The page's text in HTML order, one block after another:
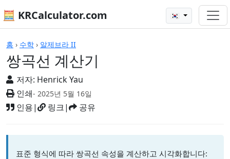
🧮 KRCalculator.com 🇰🇷
홈 › 수학 › 알제브라 II
쌍곡선 계산기
저자: Henrick Yau
인쇄- 2025년 5월 16일
인용| 링크| 공유
계산기
표준 형식에 따라 쌍곡선 속성을 계산하고 시각화합니다: